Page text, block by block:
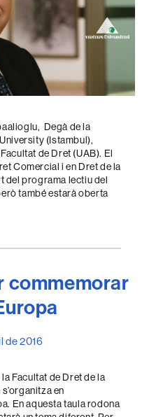
Degà de la
(Istambul),
de Dret (UAB). El
Comercial i en Dret de la
del programa lectiu del
també estarà oberta
commemorar
de 2016
Facultat de Dret de la
en
En aquesta taula rodona